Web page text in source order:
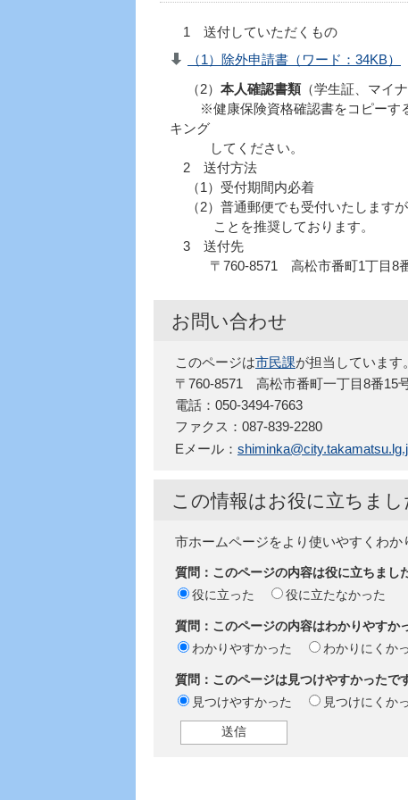
1 送付していただくもの
（1）除外申請書（ワード：34KB）
（2） 本人確認書類 （学生証、マイ
※健康保険資格確認書をコピーする
キング
してください。
2 送付方法
（1）受付期間内必着
（2）普通郵便でも受付いたします
ことを推奨しております。
3 送付先
〒760-8571 高松市番町1丁目8
お問い合わせ
このページは市民課が担当しています。
〒760-8571 高松市番町一丁目8番15
電話：050-3494-7663
ファクス：087-839-2280
Eメール：
この情報はお役に立ちまし
市ホームページをより使いやすくわか
質問：このページの内容は役に立ちまし
役に立った
役に立たなかった
質問：このページの内容はわかりやすか
わかりやすかった
わかりにくか
質問：このページは見つけやすかったで
見つけやすかった
見つけにくか